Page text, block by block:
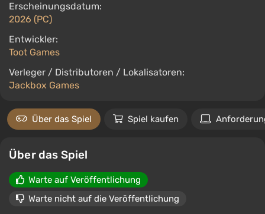
Erscheinungsdatum:
2026 (PC)
Entwickler:
Toot Games
Verleger / Distributoren / Lokalisatoren:
Jackbox Games
Über das Spiel Spiel kaufen
Über das Spiel
Warte auf Veröffentlichung
Warte nicht auf die Veröffentlichung